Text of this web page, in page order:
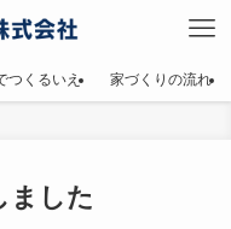
つくるいえ 家づくりの流れ
ました